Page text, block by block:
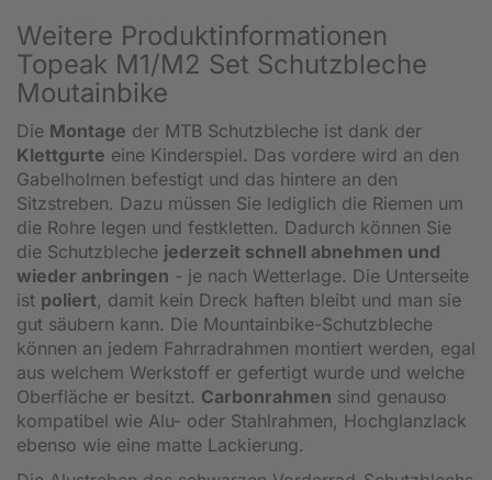
Weitere Produktinformationen
Topeak M1/M2 Set Schutzbleche
Moutainbike
Die Montage der MTB Schutzbleche ist dank der
Klettgurte eine Kinderspiel. Das vordere wird an den
Gabelholmen befestigt und das hintere an den
Sitzstreben. Dazu müssen Sie lediglich die Riemen um
die Rohre legen und festkletten. Dadurch können Sie
die Schutzbleche jederzeit schnell abnehmen und
wieder anbringen - je nach Wetterlage. Die Unterseite
ist poliert, damit kein Dreck haften bleibt und man sie
gut säubern kann. Die Mountainbike-Schutzbleche
können an jedem Fahrradrahmen montiert werden, egal
aus welchem Werkstoff er gefertigt wurde und welche
Oberfläche er besitzt. Carbonrahmen sind genauso
kompatibel wie Alu- oder Stahlrahmen, Hochglanzlack
ebenso wie eine matte Lackierung.